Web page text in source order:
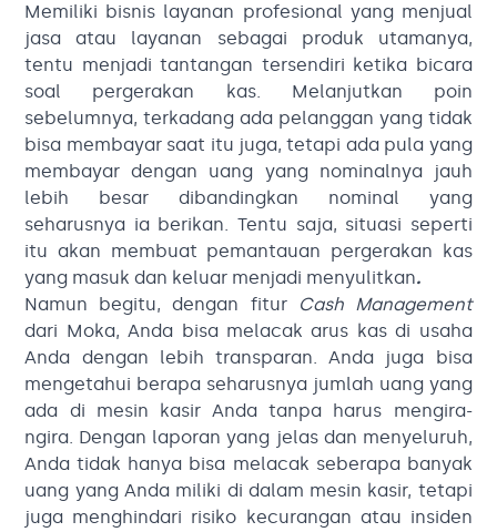
Memiliki bisnis layanan profesional yang menjual
jasa atau layanan sebagai produk utamanya,
tentu menjadi tantangan tersendiri ketika bicara
soal pergerakan kas. Melanjutkan poin
sebelumnya, terkadang ada pelanggan yang tidak
bisa membayar saat itu juga, tetapi ada pula yang
membayar dengan uang yang nominalnya jauh
lebih besar dibandingkan nominal yang
seharusnya ia berikan. Tentu saja, situasi seperti
itu akan membuat pemantauan pergerakan kas
yang masuk dan keluar menjadi menyulitkan.
Namun begitu, dengan fitur
Cash Management
dari Moka, Anda bisa melacak arus kas di usaha
Anda dengan lebih transparan. Anda juga bisa
mengetahui berapa seharusnya jumlah uang yang
ada di mesin kasir Anda tanpa harus mengira-
ngira. Dengan laporan yang jelas dan menyeluruh,
Anda tidak hanya bisa melacak seberapa banyak
uang yang Anda miliki di dalam mesin kasir, tetapi
juga menghindari risiko kecurangan atau insiden